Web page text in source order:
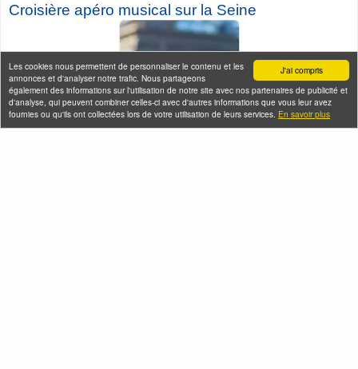
J'ai compris
Les cookies nous permettent de personnaliser le contenu et les
annonces et d'analyser notre trafic. Nous partageons
également des informations sur l'utilisation de notre site avec nos partenaires de publicité et
d'analyse, qui peuvent combiner celles-ci avec d'autres informations que vous leur avez
fournies ou qu'ils ont collectées lors de votre utilisation de leurs services. En savoir plus
Croisière apéro musical sur la Seine